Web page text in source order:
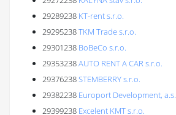
29289238 KT-rent s.r.o.
29295238TKM Trade s.r.o.
29301238 BoBeCo s.r.o.
29353238AUTO RENT A CAR s.r.o.
29376238STEMBERRY s.r.o.
29382238 Europort Development, a.s.
29399238 Excelent KMT s.r.o.